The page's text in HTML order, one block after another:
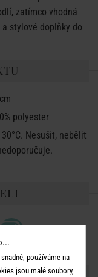
zatímco vhodná
stylové doplňky do
polyester
Nesušit, nebělit
používáme na
jsou malé soubory,